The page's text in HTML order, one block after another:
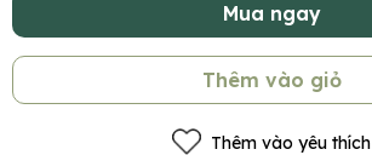
Mua ngay
Thêm vào giỏ
Thêm vào yêu thích